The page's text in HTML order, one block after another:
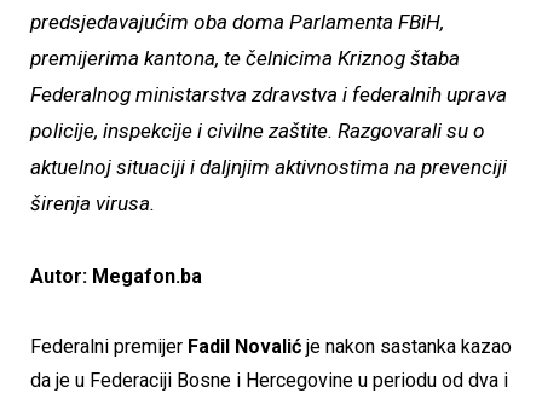
predsjedavajućim oba doma Parlamenta FBiH,
premijerima kantona, te čelnicima Kriznog štaba
Federalnog ministarstva zdravstva i federalnih uprava
policije, inspekcije i civilne zaštite. Razgovarali su o
aktuelnoj situaciji i daljnjim aktivnostima na prevenciji
širenja virusa.
Autor: Megafon.ba
Federalni premijer Fadil Novalić je nakon sastanka kazao
da je u Federaciji Bosne i Hercegovine u periodu od dva i